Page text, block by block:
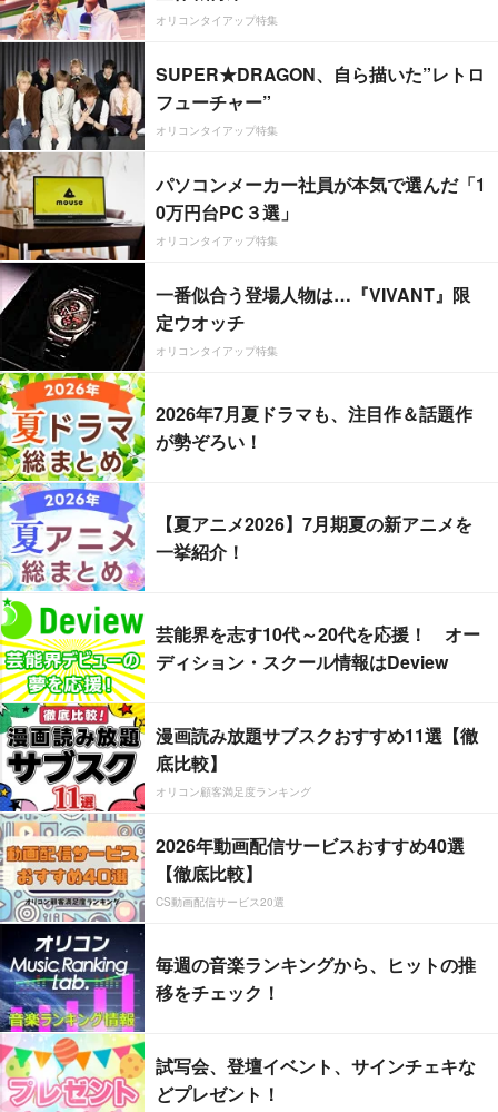
オリコンタイアップ特集
SUPER★DRAGON、自ら描いた”レトロ
フューチャー”
オリコンタイアップ特集
パソコンメーカー社員が本気で選んだ「1
0万円台PC３選」
オリコンタイアップ特集
一番似合う登場人物は…『VIVANT』限
定ウオッチ
オリコンタイアップ特集
2026年7月夏ドラマも、注目作＆話題作
が勢ぞろい！
【夏アニメ2026】7月期夏の新アニメを
一挙紹介！
芸能界を志す10代～20代を応援！ オー
ディション・スクール情報はDeview
漫画読み放題サブスクおすすめ11選【徹
底比較】
オリコン顧客満足度ランキング
2026年動画配信サービスおすすめ40選
【徹底比較】
CS動画配信サービス20選
毎週の音楽ランキングから、ヒットの推
移をチェック！
試写会、登壇イベント、サインチェキな
どプレゼント！